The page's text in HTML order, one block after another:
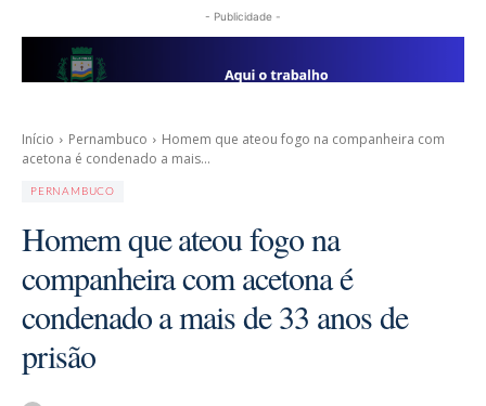
- Publicidade -
Início Pernambuco
Homem que ateou fogo na companheira com
acetona é condenado a mais...
PERNAMBUCO
Homem que ateou fogo na
companheira com acetona é
condenado a mais de 33 anos de
prisão